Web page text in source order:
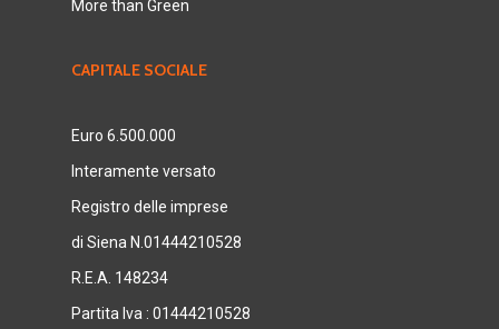
More than Green
CAPITALE SOCIALE
Euro 6.500.000
Interamente versato
Registro delle imprese
di Siena N.01444210528
R.E.A. 148234
Partita Iva : 01444210528